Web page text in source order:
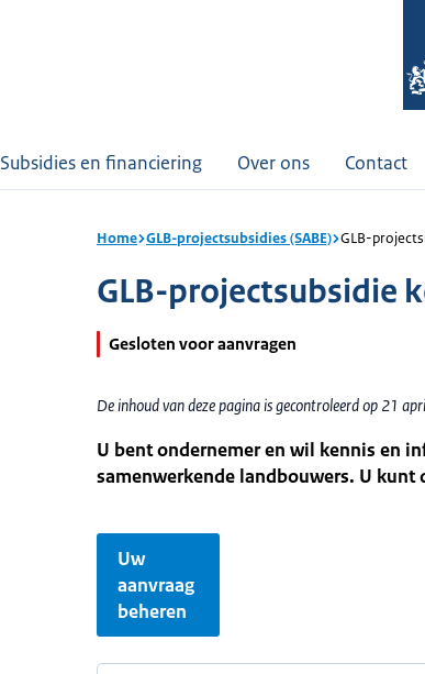
Subsidies en financiering Over ons Contact
Home GLB-projectsubsidies (SABE) GLB-
GLB-projectsubsidie
Gesloten voor aanvragen
De inhoud van deze pagina is gecontroleerd op 21
U bent ondernemer en wil kennis en
samenwerkende landbouwers. U kunt
Uw
aanvraag
beheren